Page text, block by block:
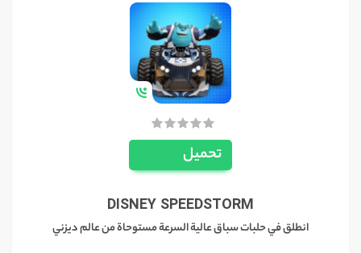
تحميل
DISNEY SPEEDSTORM
انطلق في حلبات سباق عالية السرعة مستوحاة من عالم ديزني